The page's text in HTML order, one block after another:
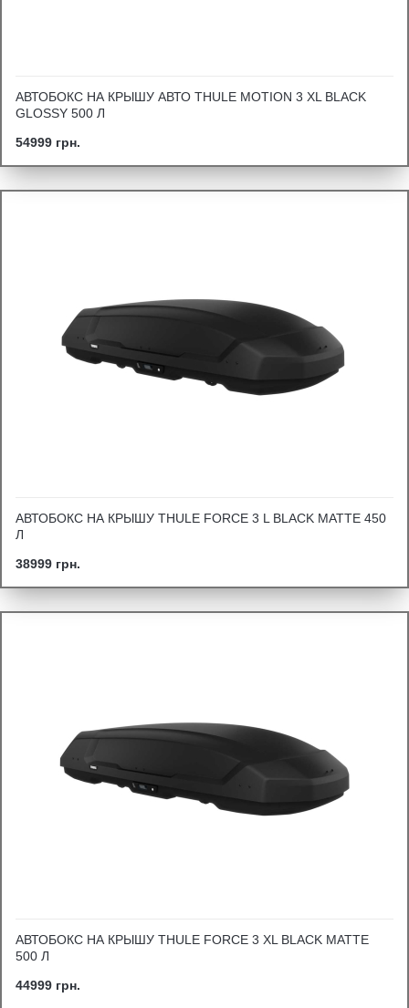
АВТОБОКС НА КРЫШУ АВТО THULE MOTION 3 XL BLACK
GLOSSY 500 Л
54999 грн.
АВТОБОКС НА КРЫШУ THULE FORCE 3 L BLACK MATTE 450
Л
38999 грн.
АВТОБОКС НА КРЫШУ THULE FORCE 3 XL BLACK MATTE
500 Л
44999 грн.